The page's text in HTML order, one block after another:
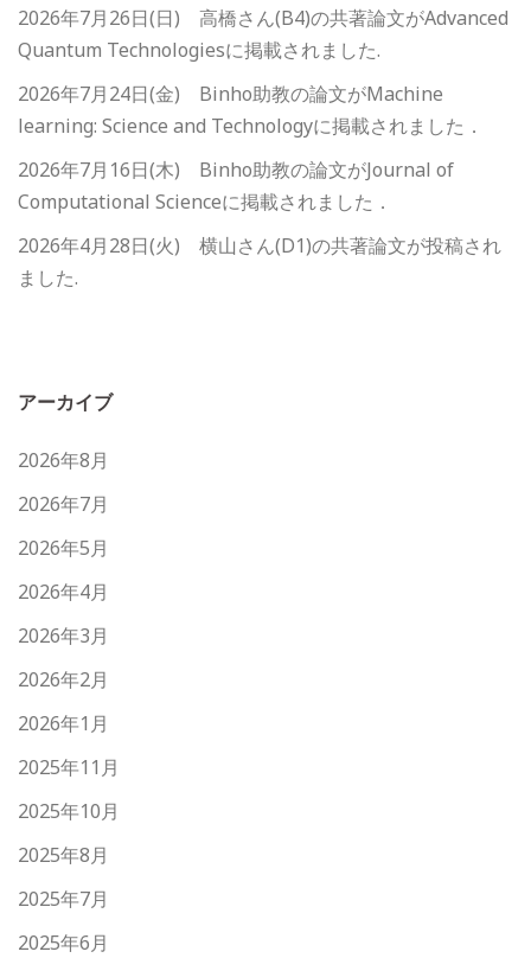
2026年7月26日(日) 高橋さん(B4)の共著論文がAdvanced
Quantum Technologiesに掲載されました.
2026年7月24日(金) Binho助教の論文がMachine
learning: Science and Technologyに掲載されました．
2026年7月16日(木) Binho助教の論文がJournal of
Computational Scienceに掲載されました．
2026年4月28日(火) 横山さん(D1)の共著論文が投稿され
ました.
アーカイブ
2026年8月
2026年7月
2026年5月
2026年4月
2026年3月
2026年2月
2026年1月
2025年11月
2025年10月
2025年8月
2025年7月
2025年6月